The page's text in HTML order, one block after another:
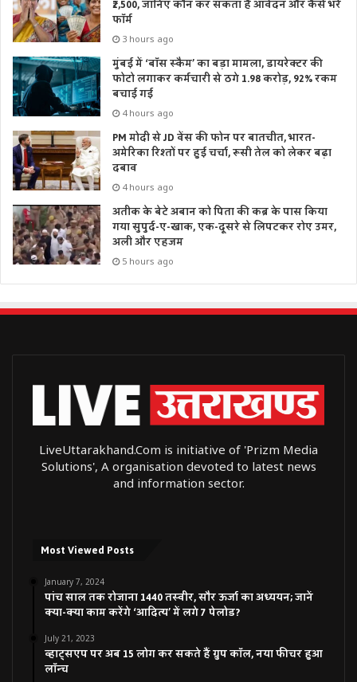
₹2,500, जानिए कौन कर सकता है आवेदन और कैसे भरें
फॉर्म
3 hours ago
मुंबई में ‘बॉस स्कैम’ का बड़ा मामला, डायरेक्टर की
फोटो लगाकर कर्मचारी से ठगे 1.98 करोड़, 92% रकम
बचाई गई
4 hours ago
PM मोदी से JD वेंस की फोन पर बातचीत, भारत-
अमेरिका रिश्तों पर हुई चर्चा, रूसी तेल को लेकर बढ़ा
दबाव
4 hours ago
अतीक के बेटे अबान को पिता की कब्र के पास किया
गया सुपुर्द-ए-खाक, एक-दूसरे से लिपटकर रोए उमर,
अली और एहजम
5 hours ago
LiveUttarakhand.Com is initiative of 'Prizm Media
Solutions', A organisation devoted to latest news
and information sector.
Most Viewed Posts
January 7, 2024
पांच साल तक रोजाना 1440 तस्वीर, सौर ऊर्जा का अध्ययन; जानें
क्या-क्या काम करेंगे ‘आदित्य’ में लगे 7 पेलोड?
July 21, 2023
व्हाट्सएप पर अब 15 लोग कर सकते हैं ग्रुप कॉल, नया फीचर हुआ
लॉन्च